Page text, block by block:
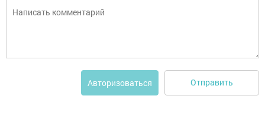
Авторизоваться Отправить